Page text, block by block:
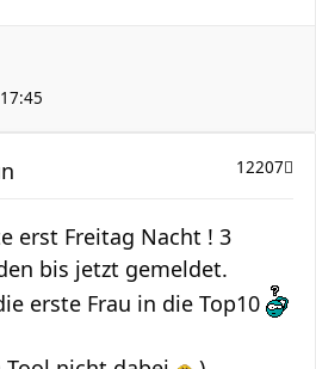
12207
erst Freitag Nacht ! 3
bis jetzt gemeldet.
erste Frau in die Top10